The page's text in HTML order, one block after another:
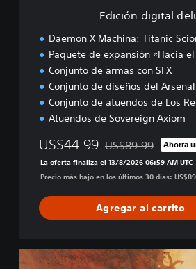
Edición digital
Daemon X Machina: Titanic
Paquete de expansión «Hacia
Conjunto de armas con SFX
Conjunto de diseños del Arsenal
Conjunto de atuendos de Los
Atuendos de Sovereign Axiom
US$44.99 Rebajado del
US$89.99 Ahorra
La oferta finaliza el 13/8/2026 06:59 AM UTC
Precio más bajo en los últimos 30 días:
Agregar al carrito
E